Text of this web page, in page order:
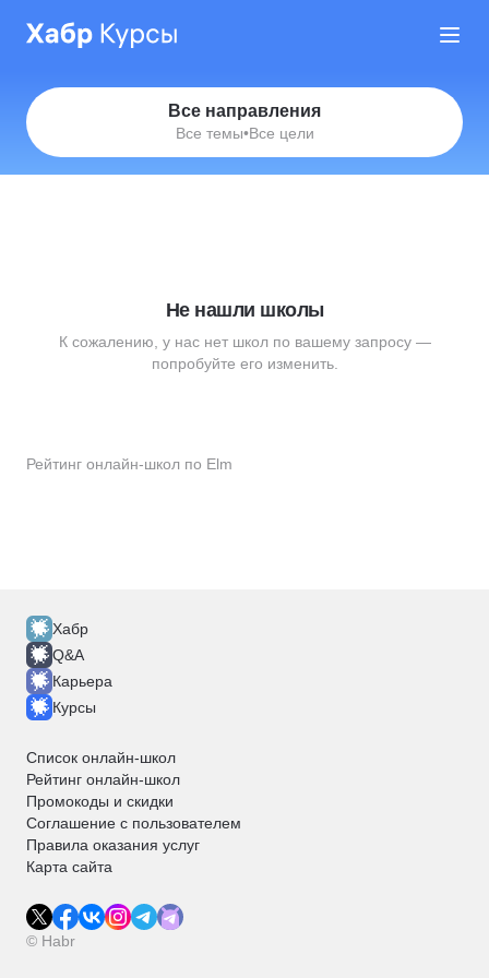
Все направления
Все темы•Все цели
Рейтинг онлайн-школ по Elm
Не нашли школы
К сожалению, у нас нет школ по вашему запросу —
попробуйте его изменить.
Хабр
Q&A
Карьера
Курсы
Список онлайн-школ
Рейтинг онлайн-школ
Промокоды и скидки
Соглашение с пользователем
Правила оказания услуг
Карта сайта
© Habr